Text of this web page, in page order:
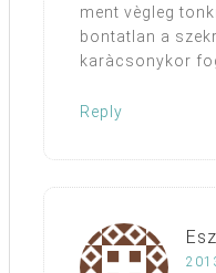
ment vègleg
bontatlan a
karàcsonykor
Reply